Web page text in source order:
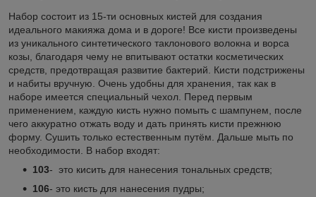
Набор состоит из 15-ти основных кистей для создания
идеального макияжа дома и в дороге! Все кисти произведены
из уникального синтетического таклонового волокна и ворса
козы, благодаря чему не впитывают остатки косметических
средств, предотвращая развитие бактерий. Кисти подстрижены
и набиты вручную. Очень удобны для хранения, так как в
наборе имеется специальный чехол. Перед первым
применением, каждую кисть нужно помыть с шампунем, после
чего аккуратно отжать воду и дать принять кисти прежнюю
форму. Сушить только естественным путём. Дальше мыть по
необходимости. В набор входят:
103- это кисить для нанесения тональных средств;
106- это кисть для нанесения пудры;